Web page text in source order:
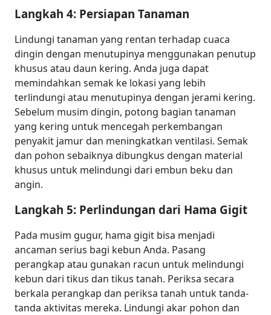
Langkah 4: Persiapan Tanaman
Lindungi tanaman yang rentan terhadap cuaca
dingin dengan menutupinya menggunakan penutup
khusus atau daun kering. Anda juga dapat
memindahkan semak ke lokasi yang lebih
terlindungi atau menutupinya dengan jerami kering.
Sebelum musim dingin, potong bagian tanaman
yang kering untuk mencegah perkembangan
penyakit jamur dan meningkatkan ventilasi. Semak
dan pohon sebaiknya dibungkus dengan material
khusus untuk melindungi dari embun beku dan
angin.
Langkah 5: Perlindungan dari Hama Gigit
Pada musim gugur, hama gigit bisa menjadi
ancaman serius bagi kebun Anda. Pasang
perangkap atau gunakan racun untuk melindungi
kebun dari tikus dan tikus tanah. Periksa secara
berkala perangkap dan periksa tanah untuk tanda-
tanda aktivitas mereka. Lindungi akar pohon dan